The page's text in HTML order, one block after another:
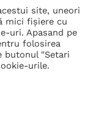
Tech
site, uneori
mici fișiere cu
uri. Apasand pe
folosirea
butonul "Setari
urile.